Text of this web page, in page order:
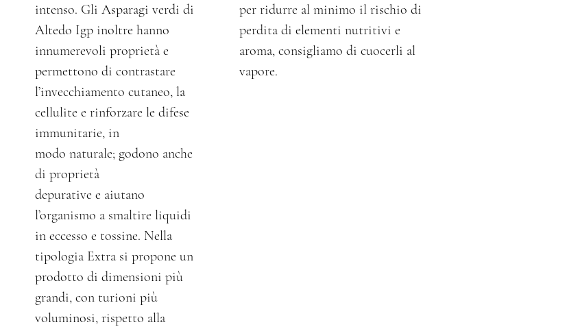
intenso. Gli Asparagi verdi di
Altedo Igp inoltre hanno
innumerevoli proprietà e
permettono di contrastare
l’invecchiamento cutaneo, la
cellulite e rinforzare le difese
immunitarie, in
modo naturale; godono anche
di proprietà
depurative e aiutano
l’organismo a smaltire liquidi
in eccesso e tossine. Nella
tipologia Extra si propone un
prodotto di dimensioni più
grandi, con turioni più
voluminosi, rispetto alla
per ridurre al minimo il rischio di
perdita di elementi nutritivi e
aroma, consigliamo di cuocerli al
vapore.